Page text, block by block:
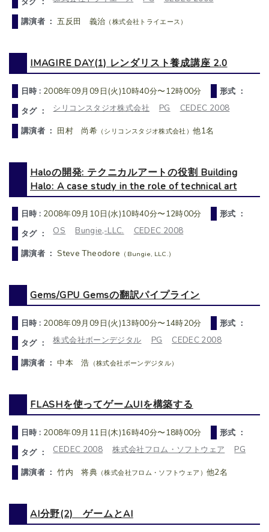
講演者 ：五反田 義治 （株式会社トライエース）
IMAGIRE DAY(1) レンダリスト養成講座 2.0
日時 : 2008年09月09日(火)10時40分〜12時00分
形式 ：
タグ ：
シリコンスタジオ株式会社 PG
CEDEC 2008
講演者 ： 田村 尚希 （シリコンスタジオ株式会社）他1名
Haloの開発: テクニカルアートの役割 Building
Halo: A case study in the role of technical art
日時 : 2008年09月10日(水)10時40分〜12時00分
形式 ：
タグ ：
OS Bungie,-LLC.
CEDEC 2008
講演者 ： Steve Theodore （Bungie, LLC.）
Gems/GPU Gemsの翻訳パイプライン
日時 : 2008年09月09日(火)13時00分〜14時20分
形式 ：
タグ ：
株式会社ボーンデジタル PG
CEDEC 2008
講演者 ：中本 浩 （株式会社ボーンデジタル）
FLASHを使ってゲームUIを構築する
日時 : 2008年09月11日(木)16時40分〜18時00分
形式 ：
タグ ：
CEDEC 2008 株式会社フロム・ソフトウェア
PG
講演者 ：竹内 将典 （株式会社フロム・ソフトウェア） 他2名
AI分野(2) ゲームとAI